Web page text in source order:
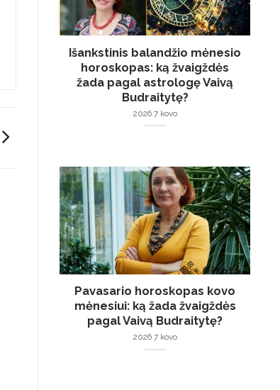
Išankstinis balandžio mėnesio
horoskopas: ką žvaigždės
žada pagal astrologę Vaivą
Budraitytę?
2026 7 kovo
Pavasario horoskopas kovo
mėnesiui: ką žada žvaigždės
pagal Vaivą Budraitytę?
2026 7 kovo